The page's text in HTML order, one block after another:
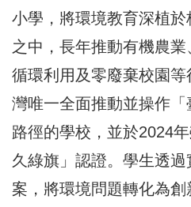
小學，將環境教育深植
之中，長年推動有機農
循環利用及零廢棄校園
灣唯一全面推動並操作
路徑的學校，並於2024
久綠旗」認證。學生透
案，將環境問題轉化為